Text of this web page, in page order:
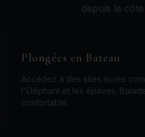
depuis la
Plongées en Bateau
Accédez à des sites isolés
l'Éléphant et les épaves.
confortable.